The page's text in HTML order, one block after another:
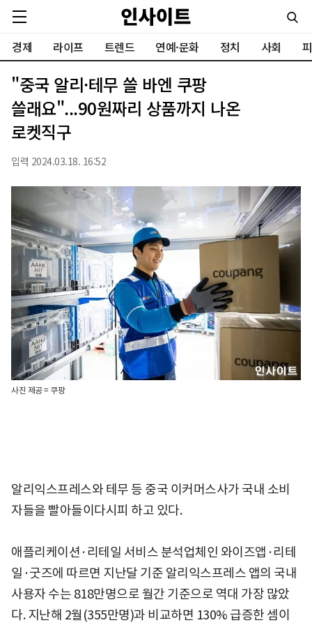
경제 라이프 트렌드 연예·문화 정치 사회
"중국 알리·테무 쓸 바엔 쿠팡
쓸래요"...90원짜리 상품까지 나온
로켓직구
입력 2024.03.18. 16:52
사진 제공 = 쿠팡
알리익스프레스와 테무 등 중국 이커머스사가 국내 소비
자들을 빨아들이다시피 하고 있다.
애플리케이션·리테일 서비스 분석업체인 와이즈앱·리테
일·굿즈에 따르면 지난달 기준 알리익스프레스 앱의 국내
사용자 수는 818만명으로 월간 기준으로 역대 가장 많았
다. 지난해 2월(355만명)과 비교하면 130% 급증한 셈이